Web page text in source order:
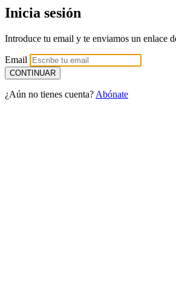
Inicia sesión
Introduce tu email y te enviamos un enlace
Email
¿Aún no tienes cuenta? Abónate